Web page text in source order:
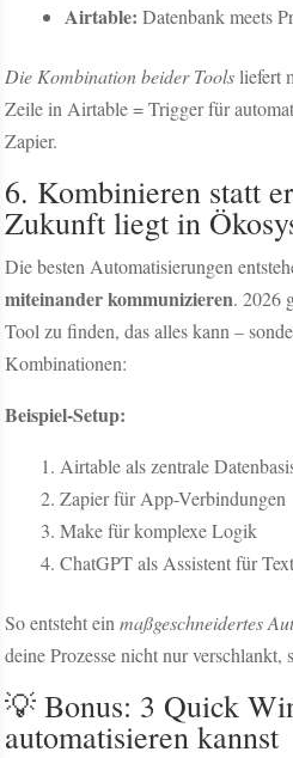
Airtable: Datenbank meets
Die Kombination beider Toolsliefert
Zeile in Airtable = Trigger für
Zapier.
6. Kombinieren statt
Zukunft liegt in
Die besten Automatisierungen
miteinander kommunizieren. 2026
Tool zu finden, das alles kann –
Kombinationen:
Beispiel-Setup:
Airtable als zentrale
Zapier für App-Verbindungen
Make für komplexe Logik
ChatGPT als Assistent für
So entsteht einmaßgeschneidertes
deine Prozesse nicht nur verschlankt,
💡 Bonus: 3 Quick
automatisieren kannst